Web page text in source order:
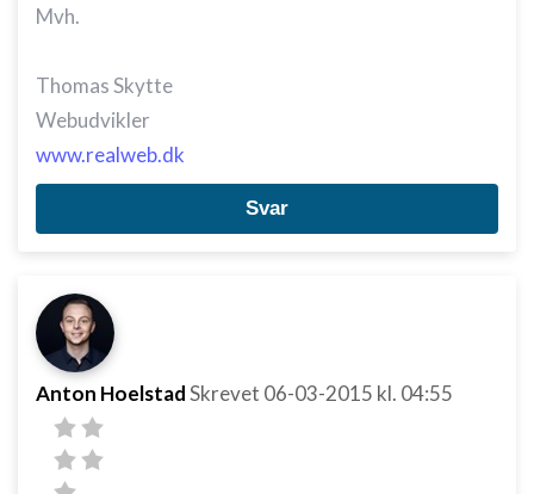
Mvh.
Thomas Skytte
Webudvikler
www.realweb.dk
Svar
Anton HoelstadSkrevet 06-03-2015 kl. 04:55
Annoncering / marketing